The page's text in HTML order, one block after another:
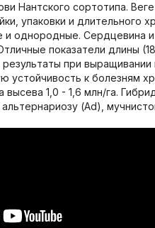
Нантского сортотипа.
упаковки и длительного
и однородные. Сердцевина
показатели длины
при выращивании
устойчивость к болезням
1,0 - 1,6 млн/га.
(Ad),